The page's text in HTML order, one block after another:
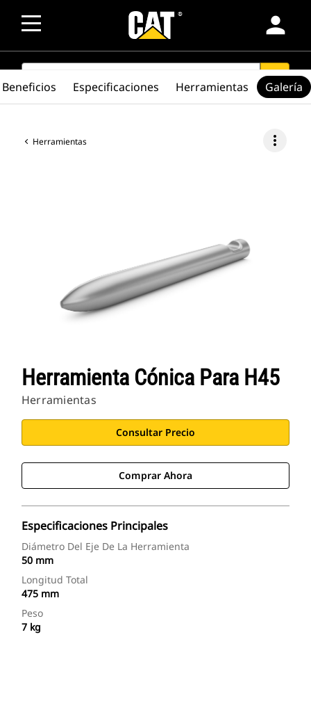
person
SEARCH search
Herramientas more_vert
Herramienta Cónica Para H45
Herramientas
Consultar Precio
Comprar Ahora
Especificaciones Principales
Diámetro Del Eje De La Herramienta
50 mm
Longitud Total
475 mm
Peso
7 kg
Beneficios Especificaciones Herramientas Galería